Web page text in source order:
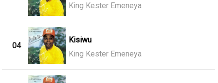
King Kester Emeneya
04
Kisiwu
King Kester Emeneya